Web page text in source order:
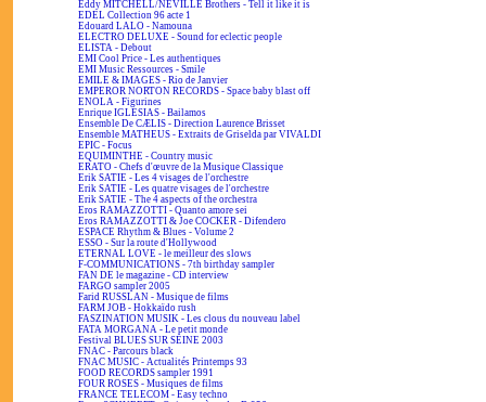
Eddy MITCHELL/NEVILLE Brothers - Tell it like it is
EDEL Collection 96 acte 1
Edouard LALO - Namouna
ELECTRO DELUXE - Sound for eclectic people
ELISTA - Debout
EMI Cool Price - Les authentiques
EMI Music Ressources - Smile
EMILE & IMAGES - Rio de Janvier
EMPEROR NORTON RECORDS - Space baby blast off
ENOLA - Figurines
Enrique IGLESIAS - Bailamos
Ensemble De CÆLIS - Direction Laurence Brisset
Ensemble MATHEUS - Extraits de Griselda par VIVALDI
EPIC - Focus
EQUIMINTHE - Country music
ERATO - Chefs d'œuvre de la Musique Classique
Erik SATIE - Les 4 visages de l'orchestre
Erik SATIE - Les quatre visages de l'orchestre
Erik SATIE - The 4 aspects of the orchestra
Eros RAMAZZOTTI - Quanto amore sei
Eros RAMAZZOTTI & Joe COCKER - Difendero
ESPACE Rhythm & Blues - Volume 2
ESSO - Sur la route d'Hollywood
ETERNAL LOVE - le meilleur des slows
F-COMMUNICATIONS - 7th birthday sampler
FAN DE le magazine - CD interview
FARGO sampler 2005
Farid RUSSLAN - Musique de films
FARM JOB - Hokkaïdo rush
FASZINATION MUSIK - Les clous du nouveau label
FATA MORGANA - Le petit monde
Festival BLUES SUR SEINE 2003
FNAC - Parcours black
FNAC MUSIC - Actualités Printemps 93
FOOD RECORDS sampler 1991
FOUR ROSES - Musiques de films
FRANCE TELECOM - Easy techno